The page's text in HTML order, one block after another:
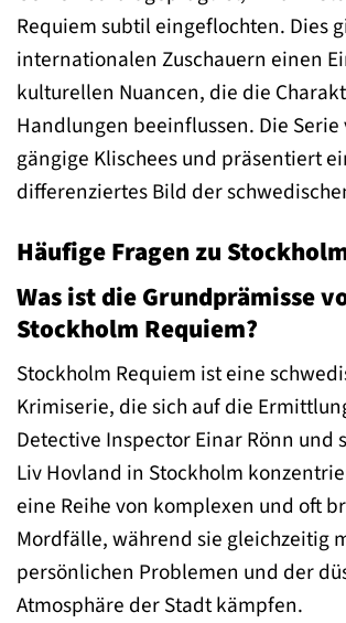
Requiem subtil eingeflochten. Dies
internationalen Zuschauern einen
kulturellen Nuancen, die die
Handlungen beeinflussen. Die
gängige Klischees und präsentiert
differenziertes Bild der
Häufige Fragen zu
Was ist die Grundprämisse
Stockholm Requiem?
Stockholm Requiem ist eine
Krimiserie, die sich auf die
Detective Inspector Einar Rönn und
Liv Hovland in Stockholm
eine Reihe von komplexen und oft
Mordfälle, während sie gleichzeitig
persönlichen Problemen und der
Atmosphäre der Stadt kämpfen.